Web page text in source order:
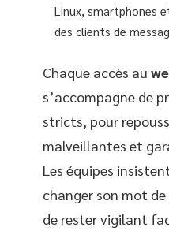
Linux, smartphones
des clients de
Chaque accès au
s’accompagne de
stricts, pour
malveillantes et
Les équipes
changer son mot
de rester vigilant